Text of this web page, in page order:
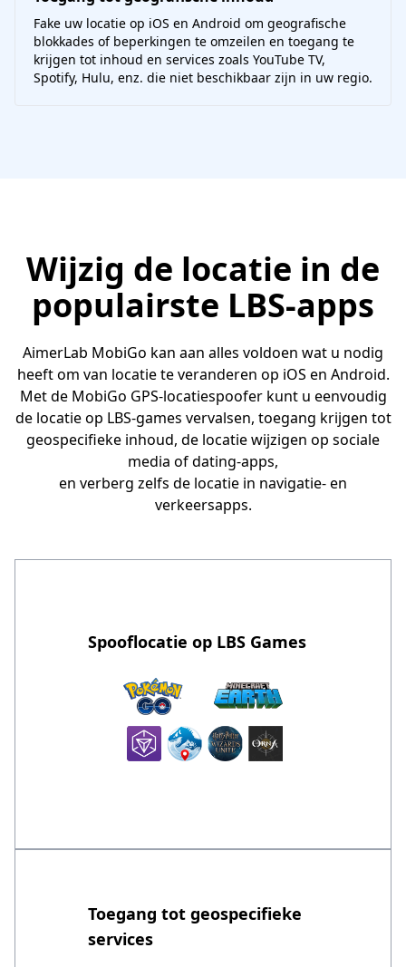
Fake uw locatie op iOS en Android om geografische
blokkades of beperkingen te omzeilen en toegang te
krijgen tot inhoud en services zoals YouTube TV,
Spotify, Hulu, enz. die niet beschikbaar zijn in uw regio.
Wijzig de locatie in de
populairste LBS-apps
AimerLab MobiGo kan aan alles voldoen wat u nodig
heeft om van locatie te veranderen op iOS en Android.
Met de MobiGo GPS-locatiespoofer kunt u eenvoudig
de locatie op LBS-games vervalsen, toegang krijgen tot
geospecifieke inhoud, de locatie wijzigen op sociale
media of dating-apps,
en verberg zelfs de locatie in navigatie- en
verkeersapps.
Spooflocatie op LBS Games
Toegang tot geospecifieke
services